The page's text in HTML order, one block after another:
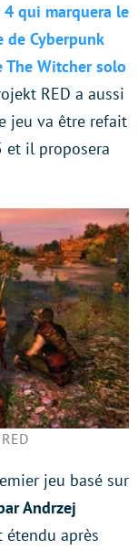
qui marquera le
de Cyberpunk
Witcher solo
RED a aussi
jeu va être refait
et il proposera
jeu basé sur
Andrzej
étendu après